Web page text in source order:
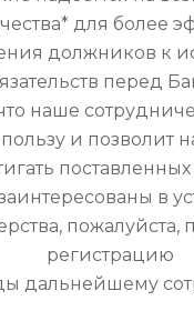
для более
должников к
перед
наше
и позволит
в
пожалуйста,
регистрацию
дальнейшему